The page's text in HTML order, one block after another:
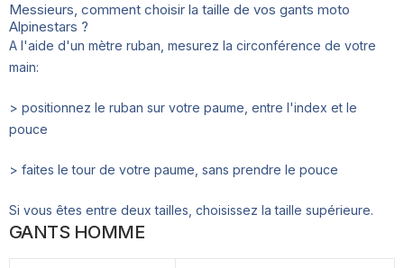
Messieurs, comment choisir la taille de vos gants moto
Alpinestars ?
A l'aide d'un mètre ruban, mesurez la circonférence de votre
main:
> positionnez le ruban sur votre paume, entre l'index et le
pouce
> faites le tour de votre paume, sans prendre le pouce
Si vous êtes entre deux tailles, choisissez la taille supérieure.
GANTS HOMME